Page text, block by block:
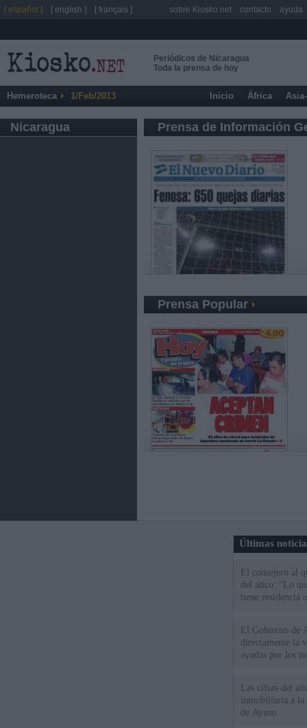
Periódicos de Nicaragua
Toda la prensa de hoy
Hemeroteca 1/Feb/2013 Inicio África
Nicaragua Prensa de Información
Prensa Popular
Últimas
El consejero al
del ático: "Lo
tiene residencia
El Gobierno de
directamente la
ayudas por los
Las cifras del
inmobiliaria a la
de Ayuso
[ español ] [ english ] [ français ] sobre Kiosko.net contacto ayuda